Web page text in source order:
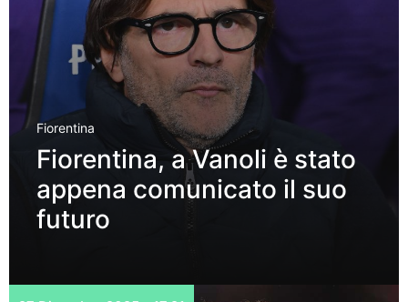
Fiorentina
Fiorentina, a Vanoli è stato
appena comunicato il suo
futuro